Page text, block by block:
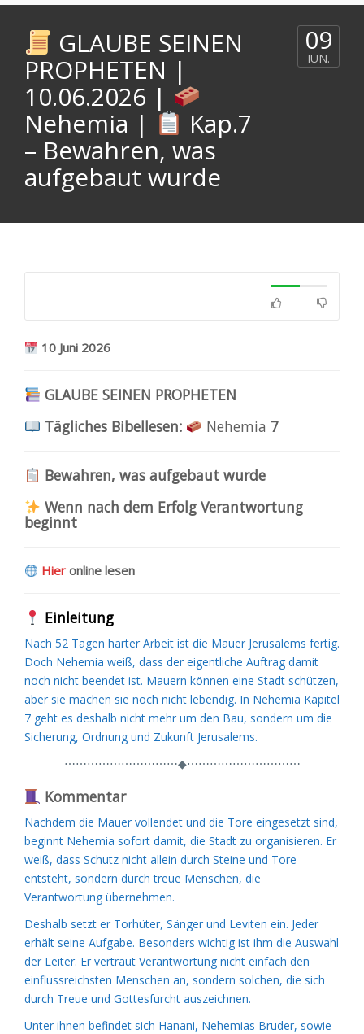
GLAUBE SEINEN
PROPHETEN |
10.06.2026 |
Nehemia |
Kap.7
– Bewahren, was
aufgebaut wurde
09
IUN.
10 Juni 2026
GLAUBE SEINEN PROPHETEN
Tägliches Bibellesen:
Nehemia 7
Bewahren, was aufgebaut wurde
Wenn nach dem Erfolg Verantwortung
beginnt
Hier online lesen
Einleitung
Nach 52 Tagen harter Arbeit ist die Mauer Jerusalems fertig.
Doch Nehemia weiß, dass der eigentliche Auftrag damit
noch nicht beendet ist. Mauern können eine Stadt schützen,
aber sie machen sie noch nicht lebendig. In Nehemia Kapitel
7 geht es deshalb nicht mehr um den Bau, sondern um die
Sicherung, Ordnung und Zukunft Jerusalems.
⋯⋯⋯⋯⋯⋯⋯⋯⋯⋯◆⋯⋯⋯⋯⋯⋯⋯⋯⋯⋯
Kommentar
Nachdem die Mauer vollendet und die Tore eingesetzt sind,
beginnt Nehemia sofort damit, die Stadt zu organisieren. Er
weiß, dass Schutz nicht allein durch Steine und Tore
entsteht, sondern durch treue Menschen, die
Verantwortung übernehmen.
Deshalb setzt er Torhüter, Sänger und Leviten ein. Jeder
erhält seine Aufgabe. Besonders wichtig ist ihm die Auswahl
der Leiter. Er vertraut Verantwortung nicht einfach den
einflussreichsten Menschen an, sondern solchen, die sich
durch Treue und Gottesfurcht auszeichnen.
Unter ihnen befindet sich Hanani, Nehemias Bruder, sowie